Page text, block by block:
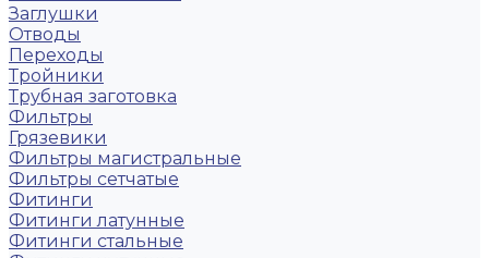
Заглушки
Отводы
Переходы
Тройники
Трубная заготовка
Фильтры
Грязевики
Фильтры магистральные
Фильтры сетчатые
Фитинги
Фитинги латунные
Фитинги стальные